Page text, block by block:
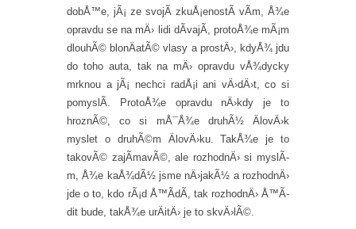
dobÅ™e, jÃ¡ ze svojÃ­ zkuÅ¡enostÃ­ vÃ­m, Å¾e
opravdu se na mÄ› lidi dÃ­vajÃ­, protoÅ¾e mÃ¡m
dlouhÃ© blonÄatÃ© vlasy a prostÄ›, kdyÅ¾ jdu
do toho auta, tak na mÄ› opravdu vÅ¾dycky
mrknou a jÃ¡ nechci radÅ¡i ani vÄ›dÄ›t, co si
pomyslÃ­. ProtoÅ¾e opravdu nÄ›kdy je to
hroznÃ©, co si mÅ¯Å¾e druhÃ½ ÄlovÄ›k
myslet o druhÃ©m ÄlovÄ›ku. TakÅ¾e je to
takovÃ© zajÃ­mavÃ©, ale rozhodnÄ› si myslÃ­
m, Å¾e kaÅ¾dÃ½ jsme nÄ›jakÃ½ a rozhodnÄ›
jde o to, kdo rÃ¡d Å™Ã­dÃ­, tak rozhodnÄ› Å™Ã­
dit bude, takÅ¾e urÄitÄ› je to skvÄ›lÃ©.